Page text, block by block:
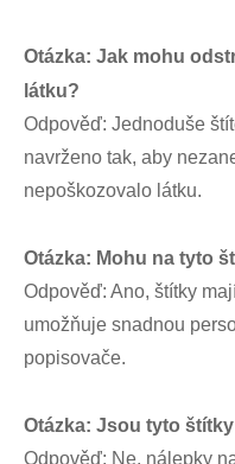
Otázka: Jak mohu
látku?
Odpověď: Jednoduše
navrženo tak, aby
nepoškozovalo látku.
Otázka: Mohu na tyto
Odpověď: Ano, štítky
umožňuje snadnou
popisovače.
Otázka: Jsou tyto
Odpověď: Ne, nálepky